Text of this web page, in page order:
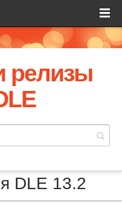
релизы
DLE 13.2